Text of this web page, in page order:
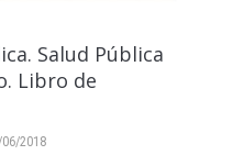
Salud Pública
Libro de
06/2018